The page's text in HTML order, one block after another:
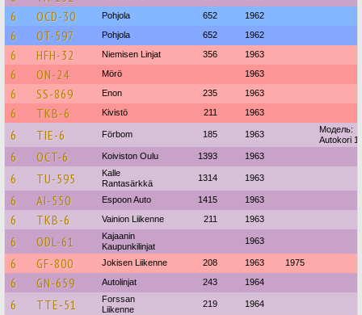
6 OCD-30 Pohjola 652 1962
6 OT-597 Pohjola 652 1962
6 HFH-32 Niemisen Linjat 356 1963
6 ON-24 Mörö 1963
6 SS-869 Enon 235 1963
6 TKB-6 Kivistö 211 1963
6 TIE-6 Förbom 185 1963
Модель:
Autokori 1
6 OCT-6 Koiviston Oulu 1393 1963
6 TU-595
Kalle
Rantasärkkä
1314 1963
6 AI-550 Espoon Auto 1415 1963
6 TKB-6 Vainion Liikenne 211 1963
6 ODL-61
Kajaanin
Kaupunkilinjat
1963
6 GF-800 Jokisen Liikenne 208 1963 1975
6 GN-659 Autolinjat 243 1964
6 TTE-51
Forssan
Liikenne
219 1964